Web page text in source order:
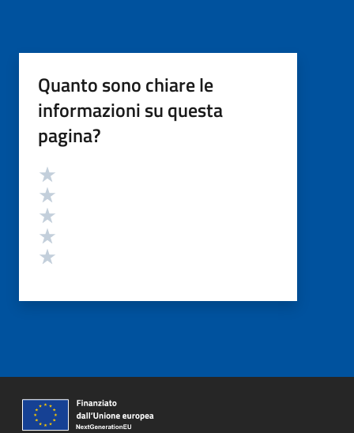
Quanto sono chiare le
informazioni su questa
pagina?
Valutazione